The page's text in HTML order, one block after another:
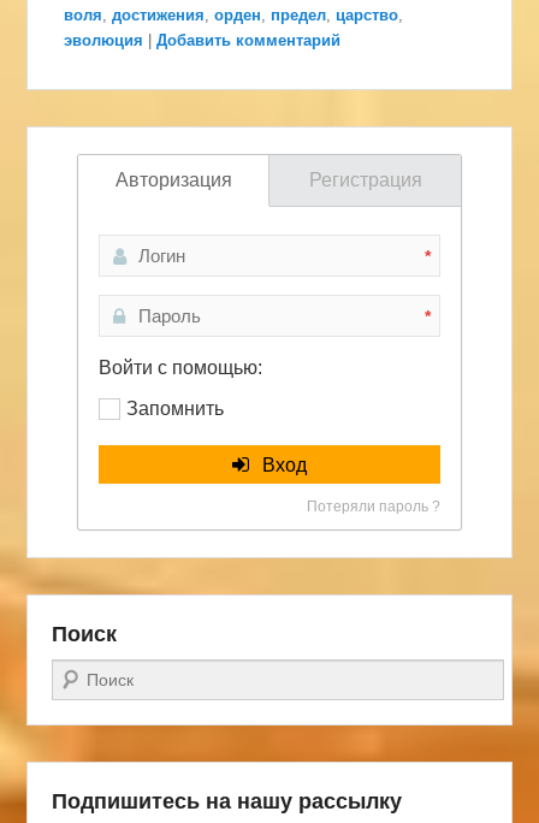
воля ,достижения ,орден предел царство
эволюция |Добавить комментарий
Авторизация Регистрация
*
*
Войти с помощью:
Запомнить
Вход
Потеряли пароль ?
Поиск
Поиск
Подпишитесь на нашу рассылку